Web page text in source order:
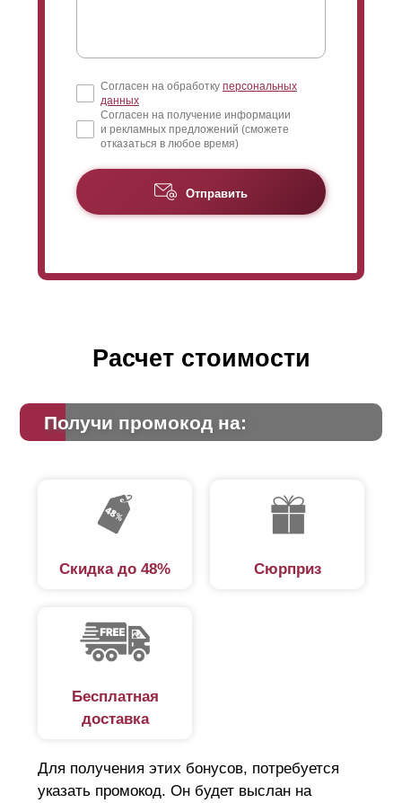
Согласен на обработку персональных
данных
Согласен на получение информации
и рекламных предложений (сможете
отказаться в любое время)
Отправить
Расчет стоимости
Получи промокод на:
Скидка до 48% Сюрприз
Бесплатная
доставка
Для получения этих бонусов, потребуется
указать промокод. Он будет выслан на